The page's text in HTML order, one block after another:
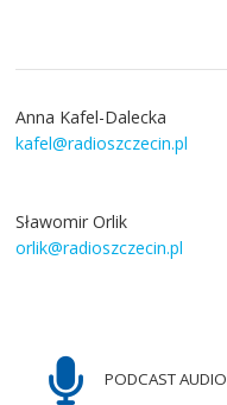
Anna Kafel-Dalecka
kafel@radioszczecin.pl
Sławomir Orlik
orlik@radioszczecin.pl
PODCAST AUDIO